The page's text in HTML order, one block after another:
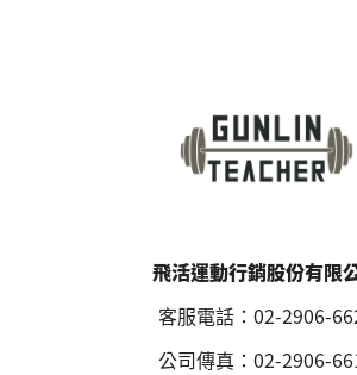
飛活運動行銷股份有限
客服電話：02-2906-
公司傳真：02-2906-